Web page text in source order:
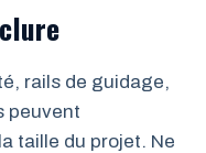
rails de guidage,
peuvent
taille du projet. Ne